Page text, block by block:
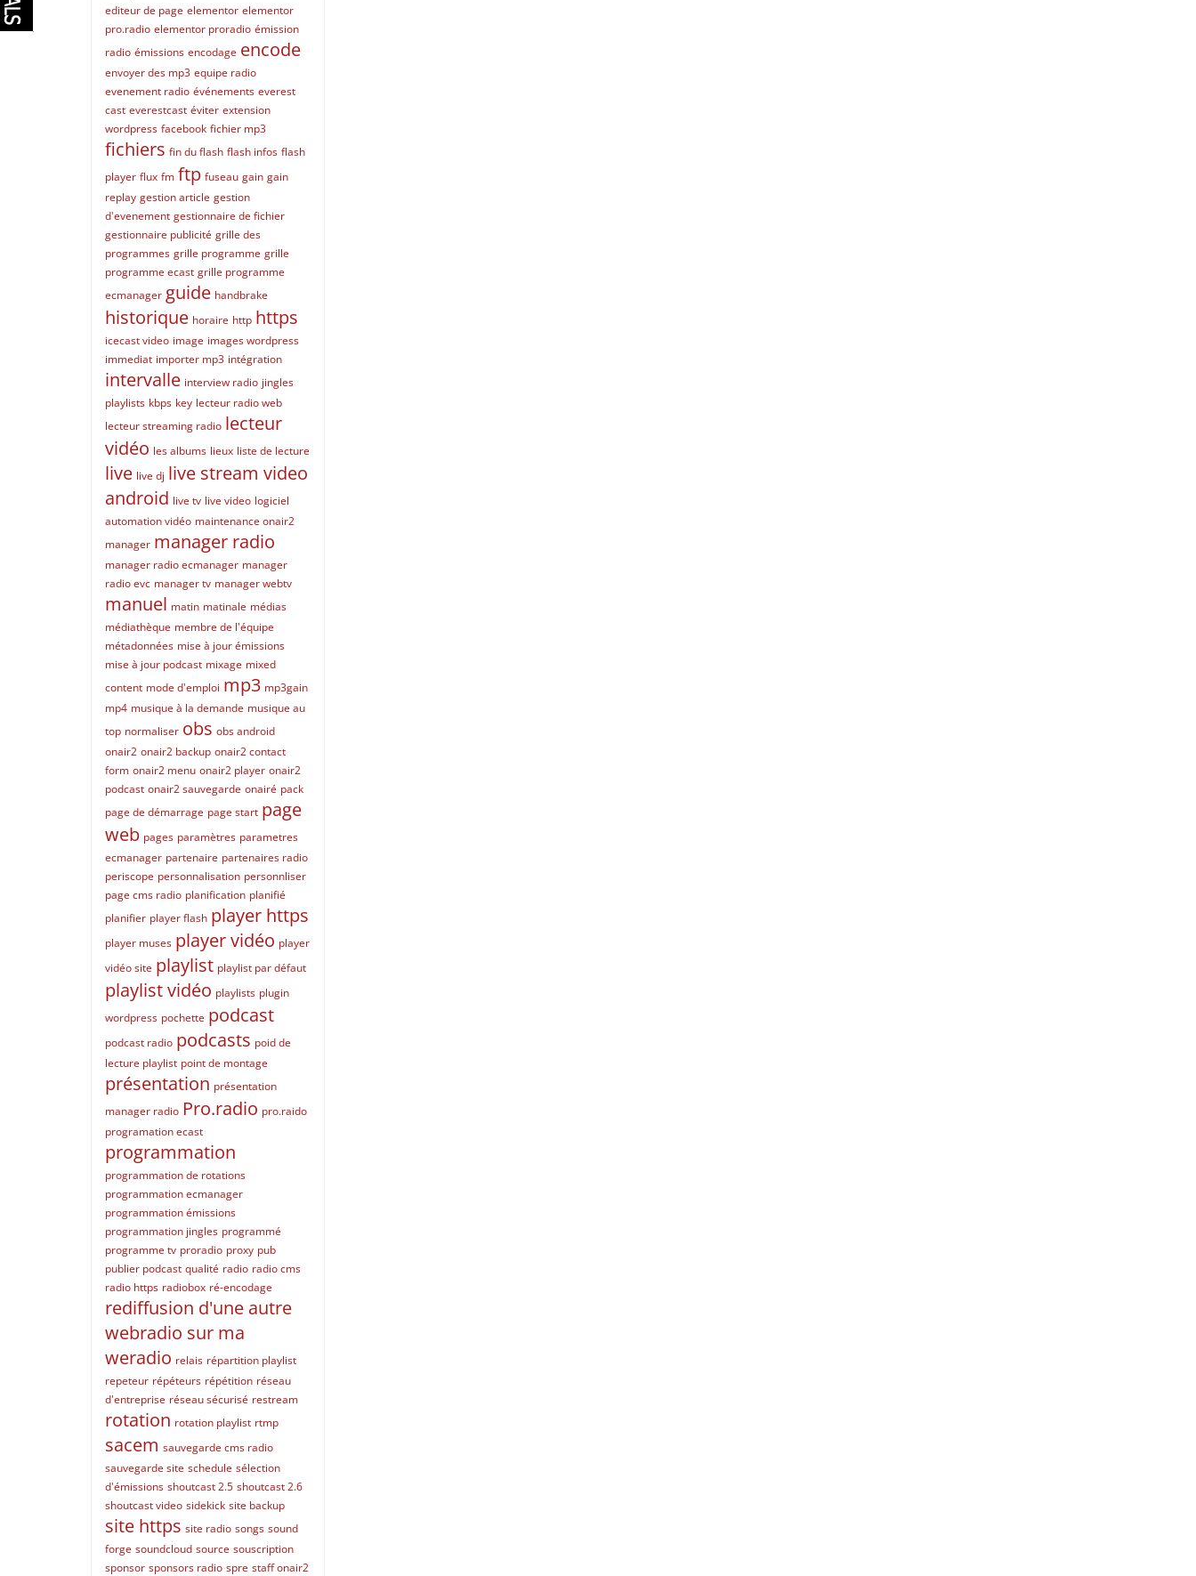
editeur de page elementor elementor
pro.radio elementor proradio émission
radio émissions encodage encode
envoyer des mp3 equipe radio
evenement radio événements everest
cast everestcast éviter extension
wordpress facebook fichier mp3
fichiers fin du flash flash infos flash
player flux fm ftp fuseau gain gain
replay gestion article gestion
d'evenement gestionnaire de fichier
gestionnaire publicité grille des
programmes grille programme grille
programme ecast grille programme
ecmanager guide handbrake
historique horaire http https
icecast video image images wordpress
immediat importer mp3 intégration
intervalle interview radio jingles
playlists kbps key lecteur radio web
lecteur streaming radio lecteur
vidéo les albums lieux liste de lecture
live live dj live stream video
android live tv live video logiciel
automation vidéo maintenance onair2
manager manager radio
manager radio ecmanager manager
radio evc manager tv manager webtv
manuel matin matinale médias
médiathèque membre de l'équipe
métadonnées mise à jour émissions
mise à jour podcast mixage mixed
content mode d'emploi mp3 mp3gain
mp4 musique à la demande musique au
top normaliser obs obs android
onair2 onair2 backup onair2 contact
form onair2 menu onair2 player onair2
podcast onair2 sauvegarde onairé pack
page de démarrage page start page
web pages paramètres parametres
ecmanager partenaire partenaires radio
periscope personnalisation personnliser
page cms radio planification planifié
planifier player flash player https
player muses player vidéo player
vidéo site playlist playlist par défaut
playlist vidéo playlists plugin
wordpress pochette podcast
podcast radio podcasts poid de
lecture playlist point de montage
présentation présentation
manager radio Pro.radio pro.raido
programation ecast
programmation
programmation de rotations
programmation ecmanager
programmation émissions
programmation jingles programmé
programme tv proradio proxy pub
publier podcast qualité radio radio cms
radio https radiobox ré-encodage
rediffusion d'une autre
webradio sur ma
weradio relais répartition playlist
repeteur répéteurs répétition réseau
d'entreprise réseau sécurisé restream
rotation rotation playlist rtmp
sacem sauvegarde cms radio
sauvegarde site schedule sélection
d'émissions shoutcast 2.5 shoutcast 2.6
shoutcast video sidekick site backup
site https site radio songs sound
forge soundcloud source souscription
sponsor sponsors radio spre staff onair2